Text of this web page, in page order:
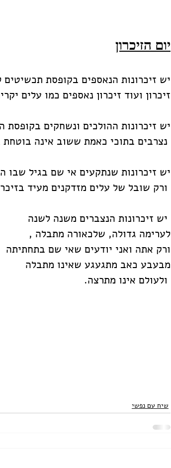
יום הזיכרון
יש זיכרונות הנאספים בקופסת
זיכרון ועוד זיכרון נאספים כמו עלים
יש זיכרונות ההולכים ונשחקים בקופסת
יש זיכרונות שנתקעים אי שם בגיל שבו
לערימה גדולה, שלכאורה מתבלה ,
ורק אתה ואני יודעים שאי שם בתחתיתה
מבעבע כאב מתגעגע שאינו מתבלה
שיח עם נפשי